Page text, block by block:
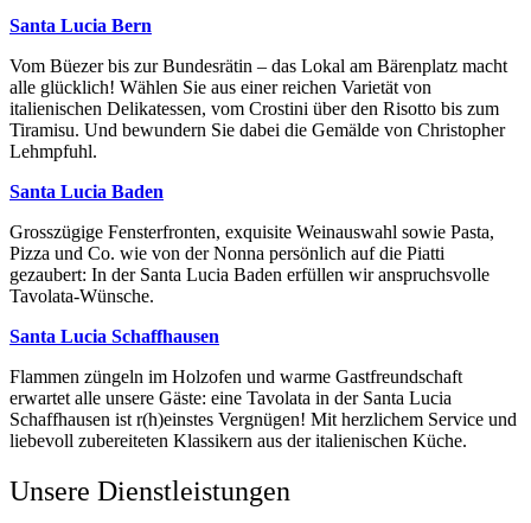
Santa Lucia Bern
Vom Büezer bis zur Bundesrätin – das Lokal am Bärenplatz macht
alle glücklich! Wählen Sie aus einer reichen Varietät von
italienischen Delikatessen, vom Crostini über den Risotto bis zum
Tiramisu. Und bewundern Sie dabei die Gemälde von Christopher
Lehmpfuhl.
Santa Lucia Baden
Grosszügige Fensterfronten, exquisite Weinauswahl sowie Pasta,
Pizza und Co. wie von der Nonna persönlich auf die Piatti
gezaubert: In der Santa Lucia Baden erfüllen wir anspruchsvolle
Tavolata-Wünsche.
Santa Lucia Schaffhausen
Flammen züngeln im Holzofen und warme Gastfreundschaft
erwartet alle unsere Gäste: eine Tavolata in der Santa Lucia
Schaffhausen ist r(h)einstes Vergnügen! Mit herzlichem Service und
liebevoll zubereiteten Klassikern aus der italienischen Küche.
Unsere Dienstleistungen